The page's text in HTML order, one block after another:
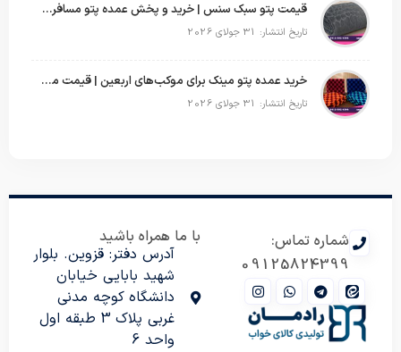
قیمت پتو سبک سنس | خرید و پخش عمده پتو مسافرتی Sense
تاریخ انتشار: 31 جولای 2026
خرید عمده پتو مینک برای موکب‌های اربعین | قیمت مناسب و ارسال سریع
تاریخ انتشار: 31 جولای 2026
شماره تماس:
09125824399
با ما همراه باشید
آدرس دفتر: قزوین. بلوار
شهید بابایی خیابان
دانشگاه کوچه مدنی
غربی پلاک 3 طبقه اول
واحد 6